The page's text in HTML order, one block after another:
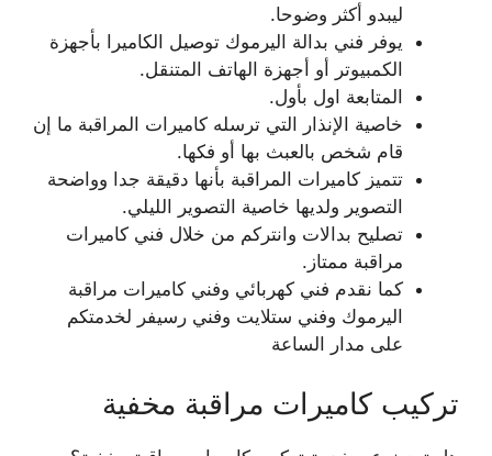
ليبدو أكثر وضوحا.
يوفر فني بدالة اليرموك توصيل الكاميرا بأجهزة
الكمبيوتر أو أجهزة الهاتف المتنقل.
المتابعة اول بأول.
خاصية الإنذار التي ترسله كاميرات المراقبة ما إن
قام شخص بالعبث بها أو فكها.
تتميز كاميرات المراقبة بأنها دقيقة جدا وواضحة
التصوير ولديها خاصية التصوير الليلي.
تصليح بدالات وانتركم من خلال فني كاميرات
مراقبة ممتاز.
كما نقدم فني كهربائي وفني كاميرات مراقبة
اليرموك وفني ستلايت وفني رسيفر لخدمتكم
على مدار الساعة
تركيب كاميرات مراقبة مخفية